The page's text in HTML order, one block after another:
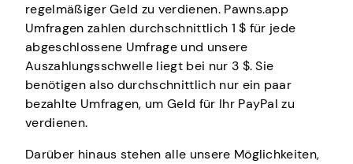
regelmäßiger Geld zu verdienen. Pawns.app
Umfragen zahlen durchschnittlich 1 $ für jede
abgeschlossene Umfrage und unsere
Auszahlungsschwelle liegt bei nur 3 $. Sie
benötigen also durchschnittlich nur ein paar
bezahlte Umfragen, um Geld für Ihr PayPal zu
verdienen.
Darüber hinaus stehen alle unsere Möglichkeiten,